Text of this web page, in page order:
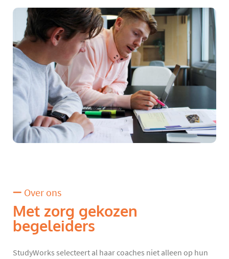
Over ons
Met zorg gekozen
begeleiders
StudyWorks selecteert al haar coaches niet alleen op hun